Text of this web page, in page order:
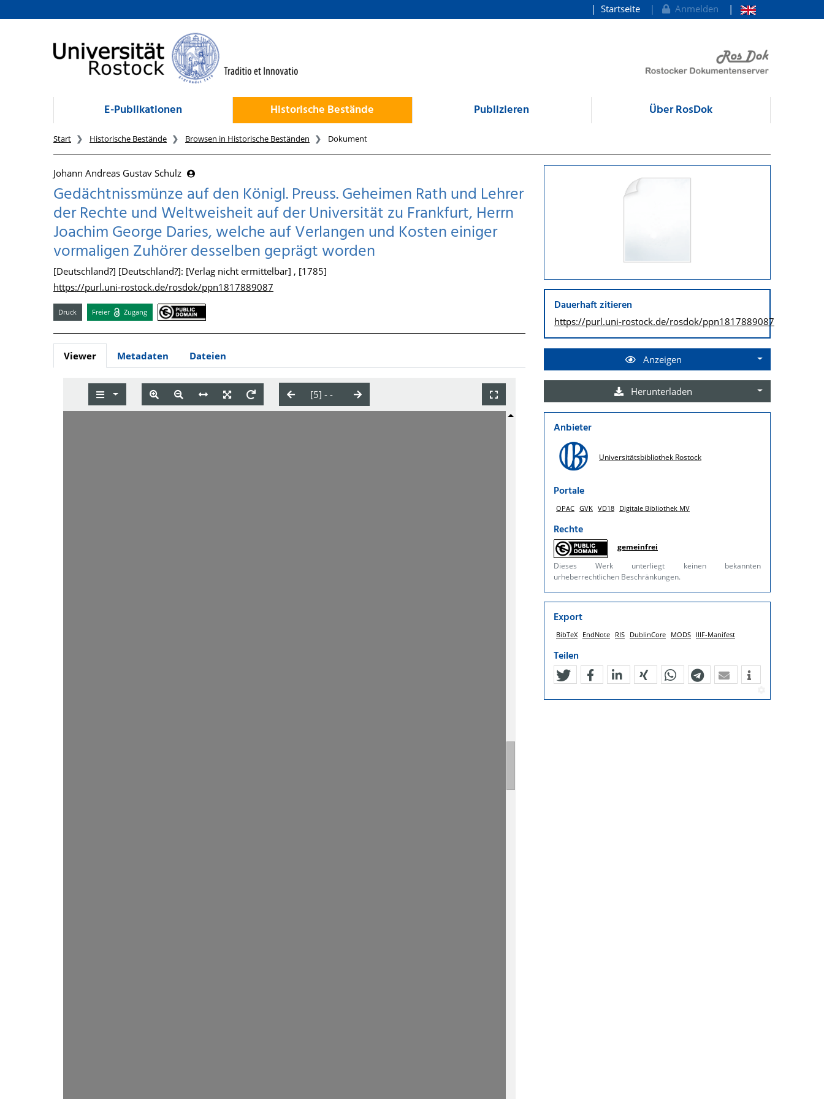
zum Inhalt
Startseite Anmelden
E-Publikationen Historische Bestände Publizieren Über RosDok
Start Historische Bestände Browsen in Historische Beständen Dokument
Johann Andreas Gustav Schulz
Gedächtnissmünze auf den Königl. Preuss. Geheimen Rath und Lehrer
der Rechte und Weltweisheit auf der Universität zu Frankfurt, Herrn
Joachim George Daries, welche auf Verlangen und Kosten einiger
vormaligen Zuhörer desselben geprägt worden
[Deutschland?] [Deutschland?]: [Verlag nicht ermittelbar] , [1785]
https://purl.uni-rostock.de/rosdok/ppn1817889087
Druck Freier Zugang
Viewer Metadaten Dateien
Dauerhaft zitieren
https://purl.uni-rostock.de/rosdok/ppn1817889087
Anzeigen
Herunterladen
Anbieter
Universitätsbibliothek Rostock
Portale
OPAC GVK VD18 Digitale Bibliothek MV
Rechte
gemeinfrei
Dieses Werk unterliegt keinen bekannten
urheberrechtlichen Beschränkungen.
Export
BibTeX EndNote RIS DublinCore MODS IIIF-Manifest
Teilen